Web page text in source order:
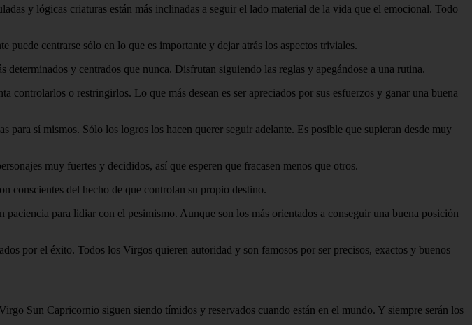
y lógicas criaturas están más inclinadas a seguir el lado material de la vida que el emocional. Todo
puede centrarse sólo en lo que es importante y dejar atrás los aspectos triviales.
y centrados que nunca. Disfrutan siguiendo las reglas y apegándose a una rutina.
o restringirlos. Lo que más desean es ser apreciados por sus esfuerzos y ganar una buena
sí mismos. Sólo los logros los hacen querer seguir adelante. Es posible que supieran desde muy
muy fuertes y decididos, así que esperen que fracasen menos que otros.
conscientes del hecho de que controlan su propio destino.
para lidiar con el pesimismo. Aunque son los más orientados a conseguir una buena posición
por el éxito. Todos los Virgos quieren autoridad y son famosos por ser precisos, exactos y buenos
Sun Capricornio siguen siendo tímidos y reservados cuando están en el mundo. Y siempre serán los